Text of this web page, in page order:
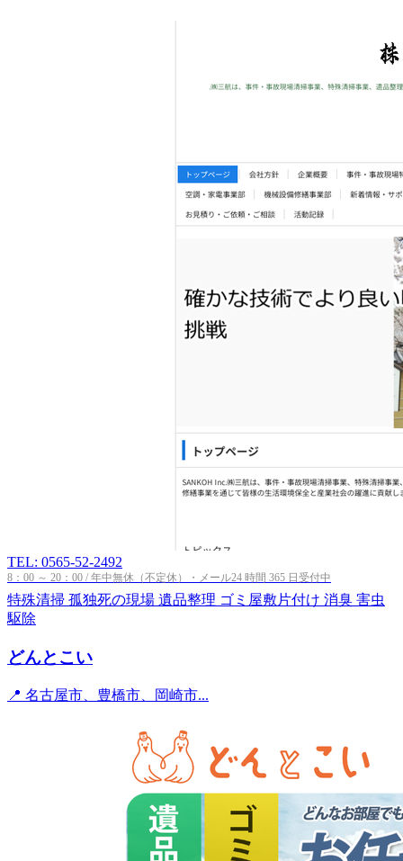
TEL: 0565-52-2492
8：00 ～ 20：00 / 年中無休（不定休）・メール24 時間 365 日受付中
特殊清掃 孤独死の現場 遺品整理 ゴミ屋敷片付け 消臭 害虫
駆除
どんとこい
📍 名古屋市、豊橋市、岡崎市...